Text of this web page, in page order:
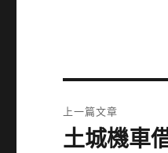
章
上一篇文章
上
土城機車